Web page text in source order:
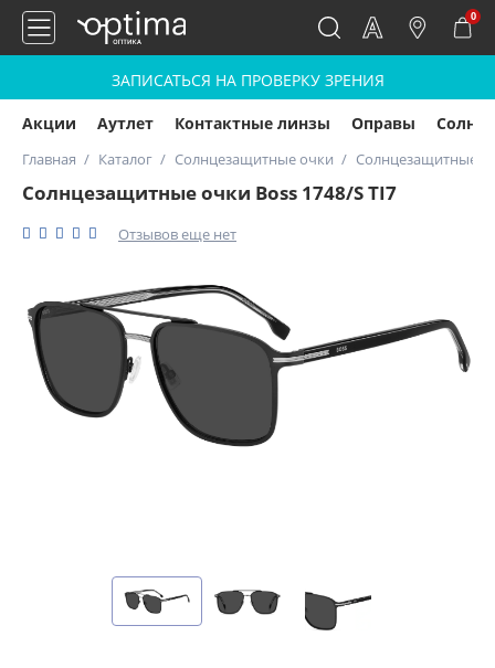
0
ЗАПИСАТЬСЯ НА ПРОВЕРКУ ЗРЕНИЯ
Акции Аутлет Контактные линзы Оправы
Главная Каталог Солнцезащитные очки Солнцезащитные
Солнцезащитные очки Boss 1748/S TI7
Отзывов еще нет